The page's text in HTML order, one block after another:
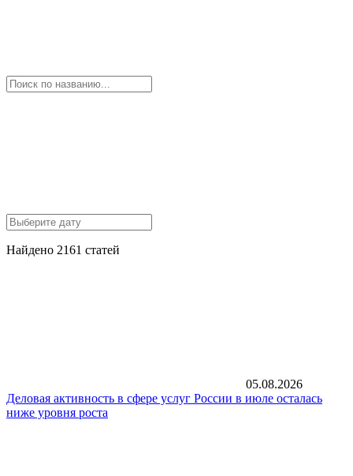
Найдено 2161 статей
05.08.2026
Деловая активность в сфере услуг России в июле осталась
ниже уровня роста